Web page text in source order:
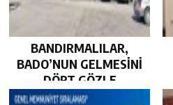
BANDIRMALILAR,
BADO’NUN GELMESİNİ
DÖRT GÖZLE
BEKLİYOR…